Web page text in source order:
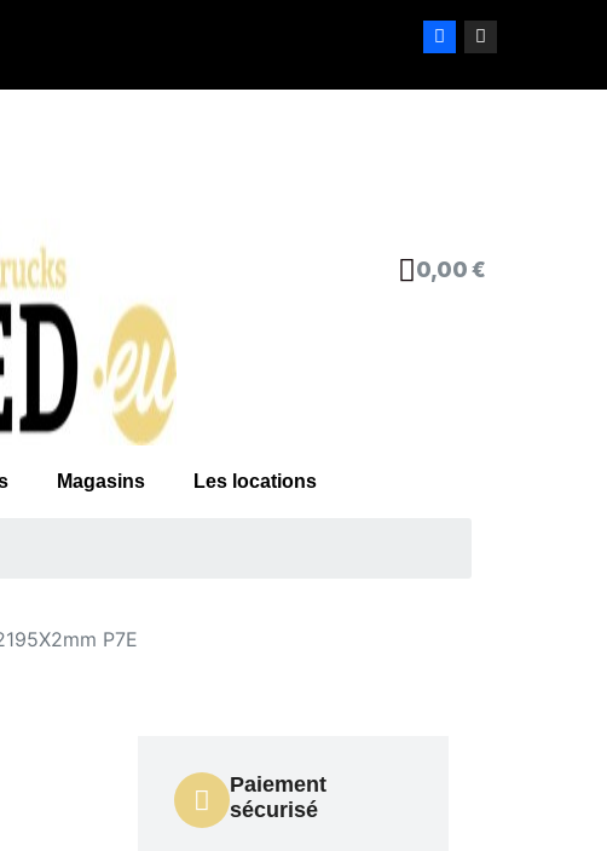
0,00 €
Magasins Les locations
P7E
Paiement
sécurisé